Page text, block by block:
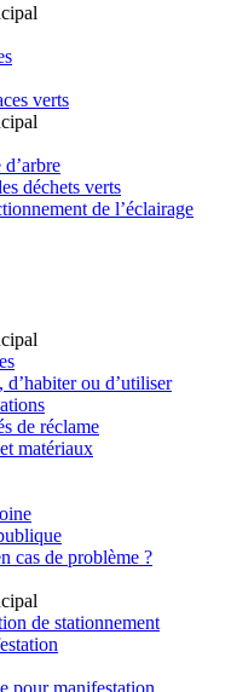
verts
d’arbre
déchets verts
de l’éclairage
ou d’utiliser
de réclame
matériaux
cas de problème ?
de stationnement
pour manifestation